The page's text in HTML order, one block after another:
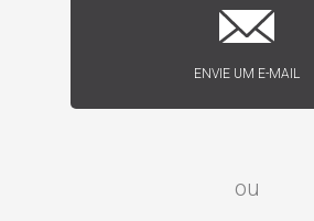
ENVIE UM E-MAIL
ou